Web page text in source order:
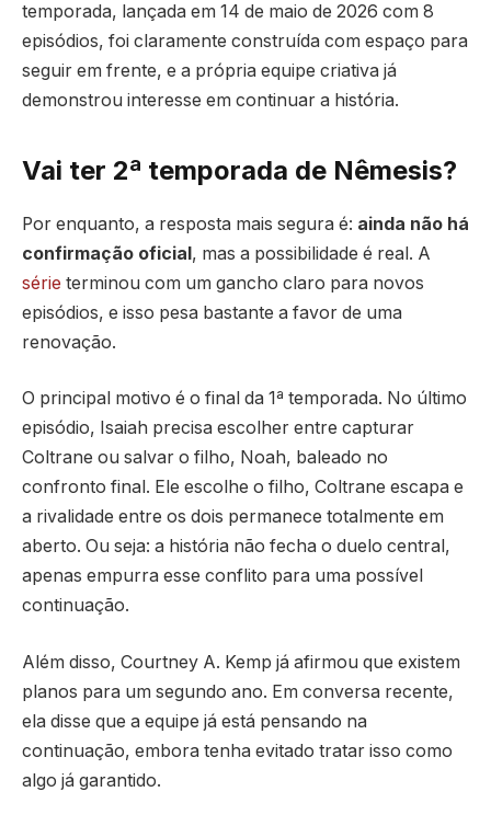
temporada, lançada em 14 de maio de 2026 com 8
episódios, foi claramente construída com espaço para
seguir em frente, e a própria equipe criativa já
demonstrou interesse em continuar a história.
Vai ter 2ª temporada de Nêmesis?
Por enquanto, a resposta mais segura é: ainda não há
confirmação oficial, mas a possibilidade é real. A
série terminou com um gancho claro para novos
episódios, e isso pesa bastante a favor de uma
renovação.
O principal motivo é o final da 1ª temporada. No último
episódio, Isaiah precisa escolher entre capturar
Coltrane ou salvar o filho, Noah, baleado no
confronto final. Ele escolhe o filho, Coltrane escapa e
a rivalidade entre os dois permanece totalmente em
aberto. Ou seja: a história não fecha o duelo central,
apenas empurra esse conflito para uma possível
continuação.
Além disso, Courtney A. Kemp já afirmou que existem
planos para um segundo ano. Em conversa recente,
ela disse que a equipe já está pensando na
continuação, embora tenha evitado tratar isso como
algo já garantido.